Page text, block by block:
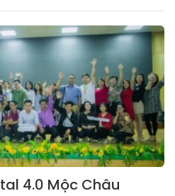
4.0 Mộc Châu